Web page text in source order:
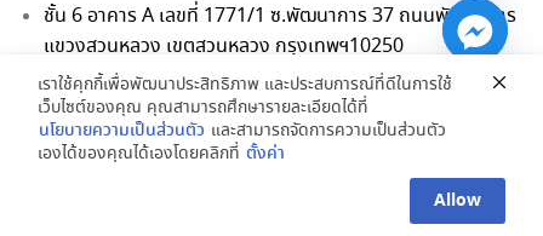
ชั้น 6 อาคาร A เลขที่ 1771/1 ซ.พัฒนาการ 37 ถนนพัฒนาการ
แขวงสวนหลวง เขตสวนหลวง กรุงเทพฯ10250
Tel. 0-2763-2600 ต่อ 2740
Fax. 0-2763-2700
เราใช้คุกกี้เพื่อพัฒนาประสิทธิภาพ และประสบการณ์ที่ดีในการใช้
เว็บไซต์ของคุณ คุณสามารถศึกษารายละเอียดได้ที่
นโยบายความเป็นส่วนตัว และสามารถจัดการความเป็นส่วนตัว
เองได้ของคุณได้เองโดยคลิกที่ ตั้งค่า
Allow